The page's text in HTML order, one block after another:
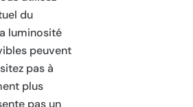
du
luminosité
peuvent
pas à
plus
pas un